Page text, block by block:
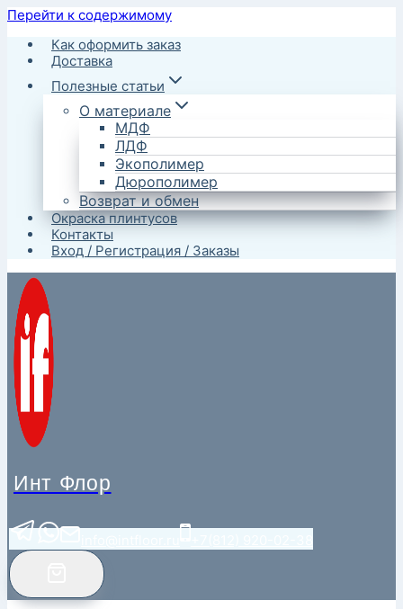
Перейти к содержимому
Как оформить заказ
Доставка
Полезные статьи
О материале
МДФ
ЛДФ
Экополимер
Дюрополимер
Возврат и обмен
Окраска плинтусов
Контакты
Вход / Регистрация / Заказы
Инт Флор